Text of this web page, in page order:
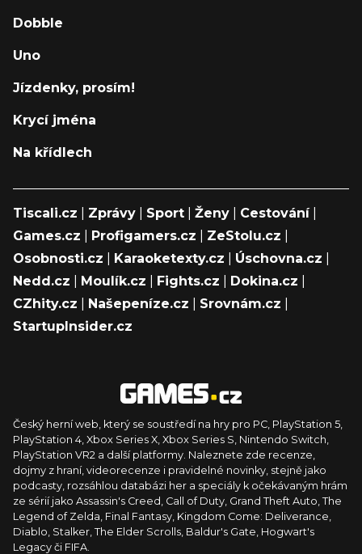
Dobble
Uno
Jízdenky, prosím!
Krycí jména
Na křídlech
Tiscali.cz Zprávy Sport Ženy Cestování|
Games.cz
Profigamers.cz ZeStolu.cz
Osobnosti.cz
Karaoketexty.cz Úschovna.cz
Nedd.cz
Moulík.cz Fights.cz Dokina.cz
CZhity.cz
Našepeníze.cz Srovnám.cz
StartupInsider.cz
Český herní web, který se soustředí na hry pro PC, PlayStation 5,
PlayStation 4, Xbox Series X, Xbox Series S, Nintendo Switch,
PlayStation VR2 a další platformy. Naleznete zde recenze,
dojmy z hraní, videorecenze i pravidelné novinky, stejně jako
podcasty, rozsáhlou databázi her a speciály k očekávaným hrám
ze sérií jako Assassin's Creed, Call of Duty, Grand Theft Auto, The
Legend of Zelda, Final Fantasy, Kingdom Come: Deliverance,
Diablo, Stalker, The Elder Scrolls, Baldur's Gate, Hogwart's
Legacy či FIFA.